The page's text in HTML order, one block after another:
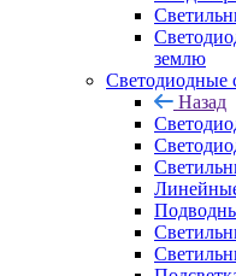
землю
Светодиодные
Назад